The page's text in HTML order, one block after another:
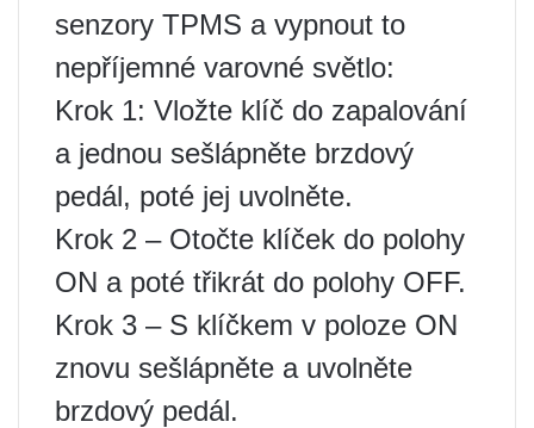
senzory TPMS a vypnout to
nepříjemné varovné světlo:
Krok 1: Vložte klíč do zapalování
a jednou sešlápněte brzdový
pedál, poté jej uvolněte.
Krok 2 – Otočte klíček do polohy
ON a poté třikrát do polohy OFF.
Krok 3 – S klíčkem v poloze ON
znovu sešlápněte a uvolněte
brzdový pedál.